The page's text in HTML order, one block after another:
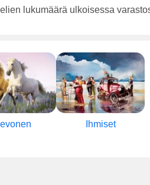
lukumäärä ulkoisessa
Ihmiset